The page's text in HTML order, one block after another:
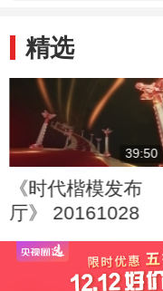
精选
39:50
《时代楷模发布
厅》 20161028